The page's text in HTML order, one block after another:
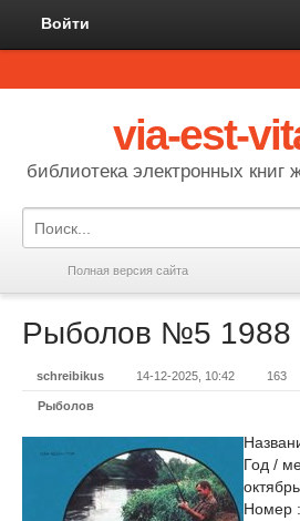
Войти
via-est-
библиотека электронных книг
Полная версия сайта
Рыболов №5 1988
schreibikus 14-12-2025, 10:42 163
Рыболов
Год /
октябрь
Номер